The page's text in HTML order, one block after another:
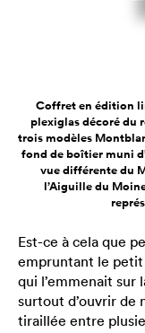
Coffret en édition
plexiglas décoré du
trois modèles
fond de boîtier muni
vue différente du
l’Aiguille du
Est-ce à cela que
empruntant le
qui l’emmenait sur
surtout d’ouvrir de
tiraillée entre